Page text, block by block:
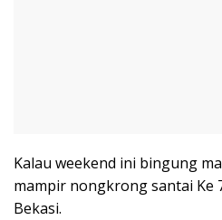
Kalau weekend ini bingung
mampir nongkrong santai Ke
Bekasi.